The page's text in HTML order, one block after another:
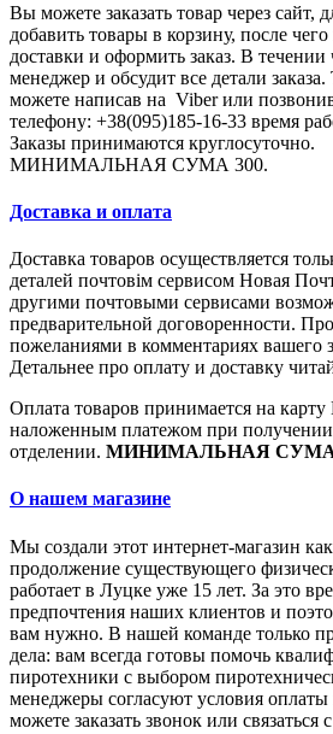
Вы можете заказать товар через сайт,
добавить товары в корзину, после
доставки и оформить заказ. В
менеджер и обсудит все детали
можете написав на Viber или
телефону: +38(095)185-16-33 время
Заказы принимаются круглосуточно.
МИНИМАЛЬНАЯ СУМА 300.
Доставка и оплата
Доставка товаров осуществляется
деталей почтовім сервисом Новая
другими почтовыми сервисами
предварительной договоренности.
пожеланиями в комментариях вашего
Детальнее про оплату и доставку
Оплата товаров принимается на
наложенным платежом при получении
отделении. МИНИМАЛЬНАЯ СУМА
О нашем магазине
Мы создали этот интернет-магазин
продолжение существующего
работает в Луцке уже 15 лет. За это
предпочтения наших клиентов и
вам нужно. В нашей команде только
дела: вам всегда готовы помочь
пиротехники с выбором
менеджеры согласуют условия оплаты
можете заказать звонок или связаться